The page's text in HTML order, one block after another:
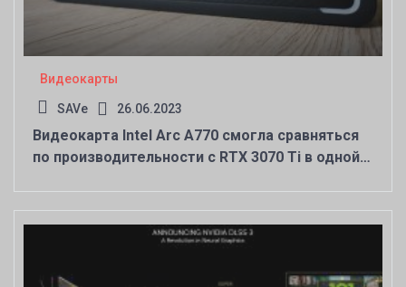
Видеокарты
SAVe 26.06.2023
Видеокарта Intel Arc A770 смогла сравняться
по производительности с RTX 3070 Ti в одной